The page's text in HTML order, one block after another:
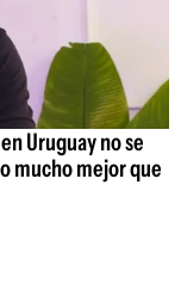
Uruguay no se
mucho mejor que